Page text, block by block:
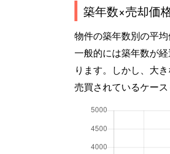
築年数×売却価
物件の築年数別の平均
一般的には築年数が
ります。しかし、大
売買されているケース